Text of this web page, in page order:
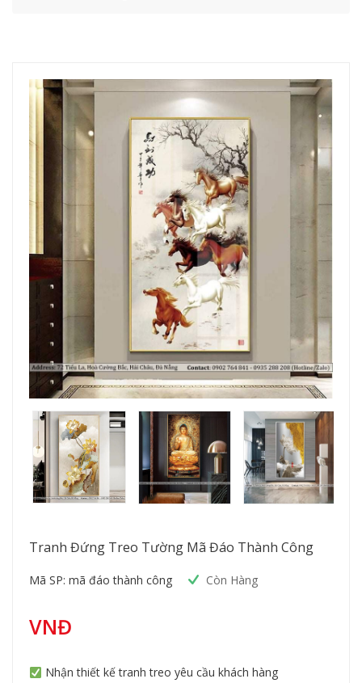
Tranh Đứng Treo Tường Mã Đáo Thành Công
Mã SP: mã đáo thành công Còn Hàng
VNĐ
Nhận thiết kế tranh treo yêu cầu khách hàng